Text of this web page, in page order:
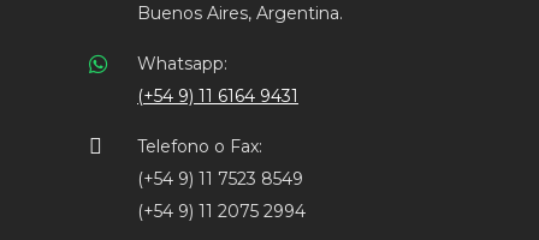
Buenos Aires, Argentina.
Whatsapp:
(+54 9) 11 6164 9431
Telefono o Fax:
(+54 9) 11 7523 8549
(+54 9) 11 2075 2994